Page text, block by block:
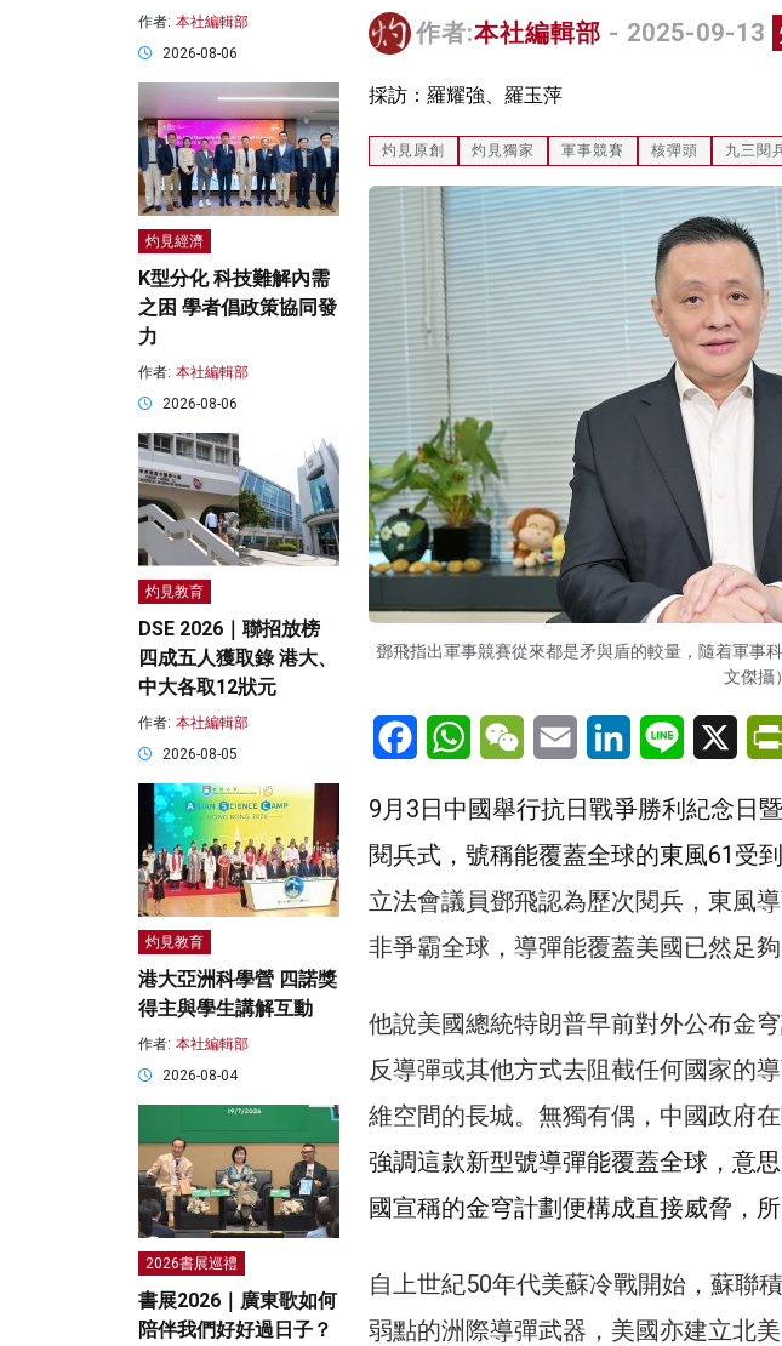
作者:本社編輯部 - 2025-09-13
採訪：羅耀強、羅玉萍
灼見原創 灼見獨家 軍事競賽 核彈頭 九三閱
鄧飛指出軍事競賽從來都是矛與盾的較量，隨着軍事
文傑攝）
FacebookWhatsAppWeChatEmail LinkedInLine X
9月3日中國舉行抗日戰爭勝利紀念日
閱兵式，號稱能覆蓋全球的東風61受
立法會議員鄧飛認為歷次閱兵，東風
非爭霸全球，導彈能覆蓋美國已然足夠
他說美國總統特朗普早前對外公布金
反導彈或其他方式去阻截任何國家的
維空間的長城。無獨有偶，中國政府
強調這款新型號導彈能覆蓋全球，意
國宣稱的金穹計劃便構成直接威脅，
自上世紀50年代美蘇冷戰開始，蘇聯
弱點的洲際導彈武器，美國亦建立北
作者: 本社編輯部
2026-08-06
灼見經濟
K型分化 科技難解內需
之困 學者倡政策協同發
力
作者: 本社編輯部
2026-08-06
灼見教育
DSE 2026｜聯招放榜
四成五人獲取錄 港大、
中大各取12狀元
作者: 本社編輯部
2026-08-05
灼見教育
港大亞洲科學營 四諾獎
得主與學生講解互動
作者: 本社編輯部
2026-08-04
2026書展巡禮
書展2026｜廣東歌如何
陪伴我們好好過日子？